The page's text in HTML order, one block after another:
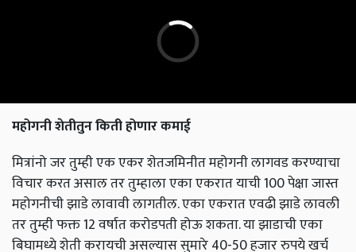
महोगनी शेतीतुन किती होणार कमाई
मित्रांनो जर तुम्ही एक एकर शेतजमिनीत महोगनी लागवड करण्याचा
विचार करत असाल तर तुम्हाला एका एकरात याची 100 पेक्षा जास्त
महोगनीची झाडे लावावी लागतील. एका एकरात एवढी झाडे लावली
तर तुम्ही फक्त 12 वर्षात करोडपती होऊ शकता. या झाडाची एका
बिघामध्ये शेती करायची असल्यास सुमारे 40-50 हजार रुपये खर्च